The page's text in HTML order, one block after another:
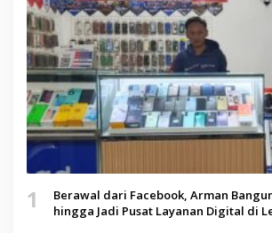
1
Berawal dari Facebook, Arman
hingga Jadi Pusat Layanan Digital di